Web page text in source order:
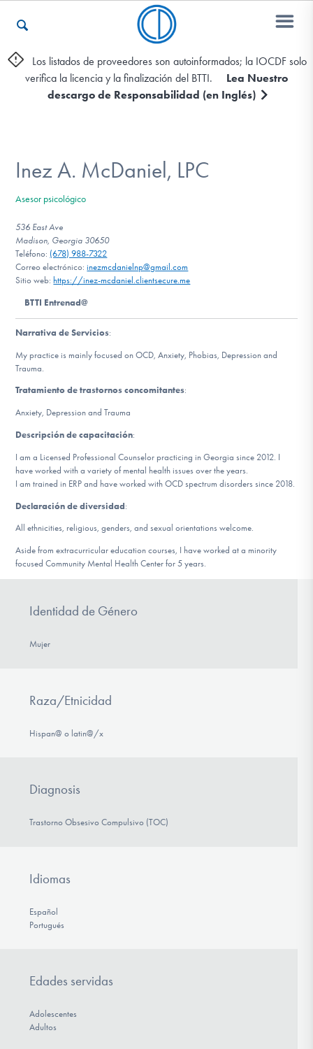
Otros Recursos
Encontrar Ayuda
Aprender Más sobre el TOC
Involucrarte
Los listados de proveedores son autoinformados; la IOCDF solo
verifica la licencia y la finalización del BTTI.
Lea Nuestro
descargo de Responsabilidad (en Inglés)
Inez A. McDaniel, LPC
Asesor psicológico
536 East Ave
Madison, Georgia 30650
Teléfono: (678) 988-7322
Correo electrónico:inezmcdanielnp@gmail.com
Sitio web: https://inez-mcdaniel.clientsecure.me
BTTI Entrenad@
Narrativa de Servicios:
My practice is mainly focused on OCD, Anxiety, Phobias, Depression and
Trauma.
Tratamiento de trastornos concomitantes:
Anxiety, Depression and Trauma
Descripción de capacitación:
I am a Licensed Professional Counselor practicing in Georgia since 2012. I
have worked with a variety of mental health issues over the years.
I am trained in ERP and have worked with OCD spectrum disorders since 2018.
Declaración de diversidad:
All ethnicities, religious, genders, and sexual orientations welcome.
Aside from extracurricular education courses, I have worked at a minority
focused Community Mental Health Center for 5 years.
Identidad de Género
Mujer
Raza/Etnicidad
Hispan@ o latin@/x
Diagnosis
Trastorno Obsesivo Compulsivo (TOC)
Idiomas
Español
Portugués
Edades servidas
Adolescentes
Adultos